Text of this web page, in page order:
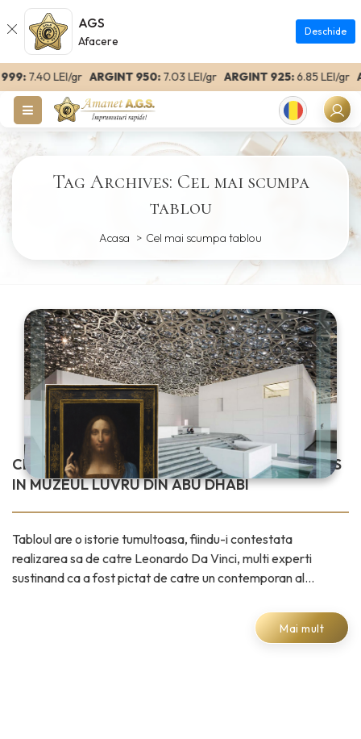
AGS
Afacere
Deschide
7.40 LEI/grARGINT 950:7.03 LEI/grARGINT 925:6.85 LEI/gr
Romanian
Tag Archives: Cel mai scumpa
tablou
Acasa Cel mai scumpa tablou
CEL MAI SCUMP TABLOU DIN LUME VA FI EXPUS
IN MUZEUL LUVRU DIN ABU DHABI
Tabloul are o istorie tumultoasa, fiindu-i contestata
realizarea sa de catre Leonardo Da Vinci, multi experti
sustinand ca a fost pictat de catre un contemporan al
Mai mult